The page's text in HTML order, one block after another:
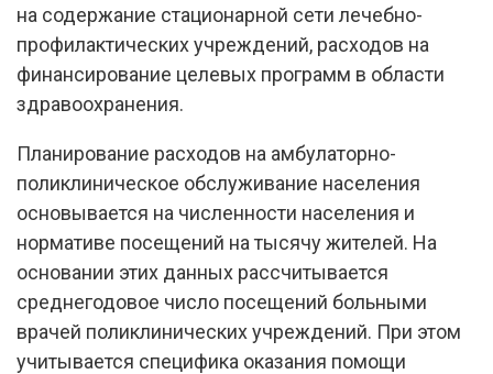
на содержание стационарной сети лечебно-
профилактических учреждений, расходов на
финансирование целевых программ в области
здравоохранения.
Планирование расходов на амбулаторно-
поликлиническое обслуживание населения
основывается на численности населения и
нормативе посещений на тысячу жителей. На
основании этих данных рассчитывается
среднегодовое число посещений больными
врачей поликлинических учреждений. При этом
учитывается специфика оказания помощи